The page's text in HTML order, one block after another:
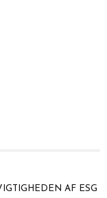
AF ESG